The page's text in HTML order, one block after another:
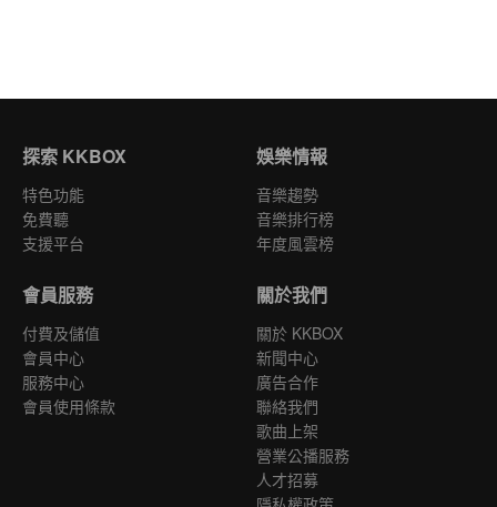
探索 KKBOX
特色功能
免費聽
支援平台
娛樂情報
音樂趨勢
音樂排行榜
年度風雲榜
會員服務
付費及儲值
會員中心
服務中心
會員使用條款
關於我們
關於 KKBOX
新聞中心
廣告合作
聯絡我們
歌曲上架
營業公播服務
人才招募